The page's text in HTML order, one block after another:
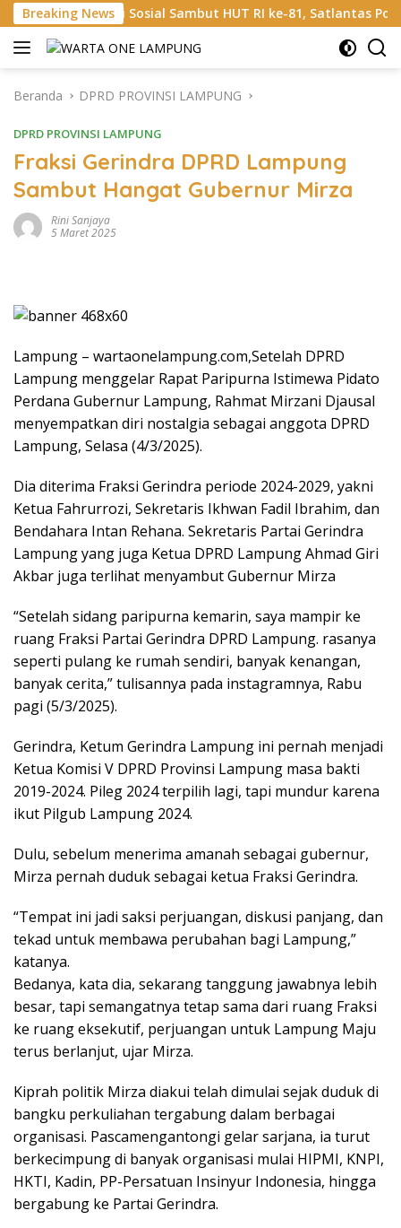
Langsung
ke
konten
Breaking News
Sosial Sambut HUT RI ke-81, Satlantas Polres Way Kanan
Beranda DPRD PROVINSI LAMPUNG
DPRD PROVINSI LAMPUNG
Fraksi Gerindra DPRD Lampung
Sambut Hangat Gubernur Mirza
Rini Sanjaya
5 Maret 2025
Lampung – wartaonelampung.com,Setelah DPRD
Lampung menggelar Rapat Paripurna Istimewa Pidato
Perdana Gubernur Lampung, Rahmat Mirzani Djausal
menyempatkan diri nostalgia sebagai anggota DPRD
Lampung, Selasa (4/3/2025).
Dia diterima Fraksi Gerindra periode 2024-2029, yakni
Ketua Fahrurrozi, Sekretaris Ikhwan Fadil Ibrahim, dan
Bendahara Intan Rehana. Sekretaris Partai Gerindra
Lampung yang juga Ketua DPRD Lampung Ahmad Giri
Akbar juga terlihat menyambut Gubernur Mirza
“Setelah sidang paripurna kemarin, saya mampir ke
ruang Fraksi Partai Gerindra DPRD Lampung. rasanya
seperti pulang ke rumah sendiri, banyak kenangan,
banyak cerita,” tulisannya pada instagramnya, Rabu
pagi (5/3/2025).
Gerindra, Ketum Gerindra Lampung ini pernah menjadi
Ketua Komisi V DPRD Provinsi Lampung masa bakti
2019-2024. Pileg 2024 terpilih lagi, tapi mundur karena
ikut Pilgub Lampung 2024.
Dulu, sebelum menerima amanah sebagai gubernur,
Mirza pernah duduk sebagai ketua Fraksi Gerindra.
“Tempat ini jadi saksi perjuangan, diskusi panjang, dan
tekad untuk membawa perubahan bagi Lampung,”
katanya.
Bedanya, kata dia, sekarang tanggung jawabnya lebih
besar, tapi semangatnya tetap sama dari ruang Fraksi
ke ruang eksekutif, perjuangan untuk Lampung Maju
terus berlanjut, ujar Mirza.
Kiprah politik Mirza diakui telah dimulai sejak duduk di
bangku perkuliahan tergabung dalam berbagai
organisasi. Pascamengantongi gelar sarjana, ia turut
berkecimpung di banyak organisasi mulai HIPMI, KNPI,
HKTI, Kadin, PP-Persatuan Insinyur Indonesia, hingga
bergabung ke Partai Gerindra.